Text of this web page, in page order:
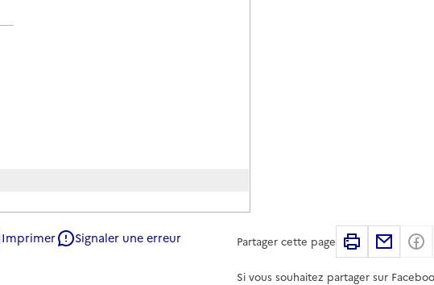
Imprimer Signaler une erreur Partager cette page Imprimer
Si vous souhaitez partager sur